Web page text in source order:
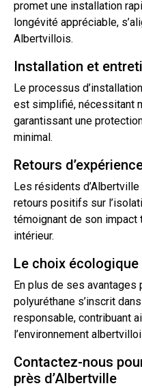
promet une installation
longévité appréciable,
Albertvillois.
Installation et
Le processus
est simplifié, nécessitant
garantissant une
minimal.
Retours
Les résidents
retours positifs sur
témoignant de son
intérieur.
Le choix écologique
En plus de ses avantages
polyuréthane s’inscrit
responsable, contribuant
l’environnement
Contactez-nous
près d’Albertville